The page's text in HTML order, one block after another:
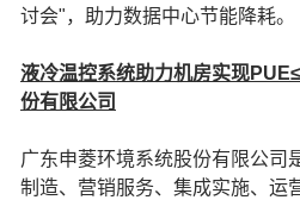
讨会"，助力数据中心节能降耗。
液冷温控系统助力机房实现
份有限公司
广东申菱环境系统股份有限公司
制造、营销服务、集成实施、运